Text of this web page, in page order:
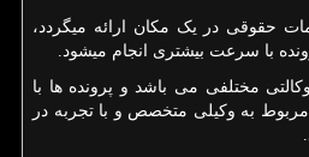
حقوقی در یک مکان ارائه میگردد،
با سرعت بیشتری انجام میشود.
مختلفی می باشد و پرونده ها با
به وکیلی متخصص و با تجربه در